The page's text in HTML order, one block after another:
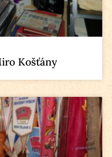
Košťány